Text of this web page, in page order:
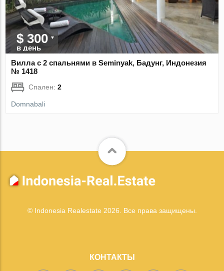
$ 300
в день
Вилла с 2 спальнями в Seminyak, Бадунг, Индонезия
№ 1418
Спален:2
Domnabali
© Indonesia Realestate 2026. Все права защищены.
КОНТАКТЫ